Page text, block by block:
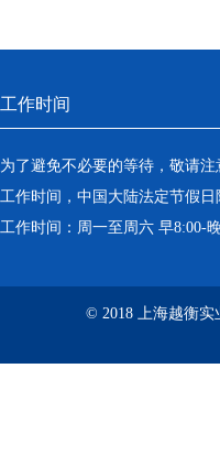
工作时间
为了避免不必要的等待，敬请
工作时间，中国大陆法定节假日
工作时间：周一至周六 早8:00-
© 2018 上海越衡实